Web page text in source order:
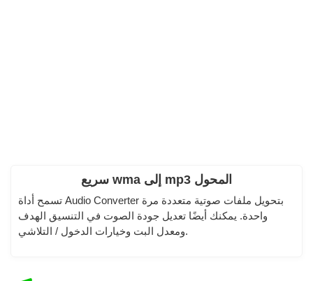
سريع wma إلى mp3 المحول
تسمح أداة Audio Converter بتحويل ملفات صوتية متعددة مرة
واحدة. يمكنك أيضًا تعديل جودة الصوت في التنسيق الهدف
ومعدل البت وخيارات الدخول / التلاشي.